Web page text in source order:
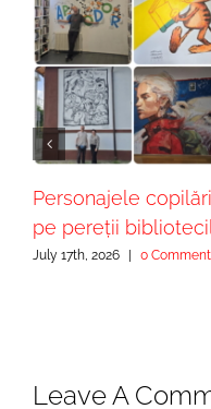
Personajele
pe pereții
July 17th, 2026 | 0
Leave A